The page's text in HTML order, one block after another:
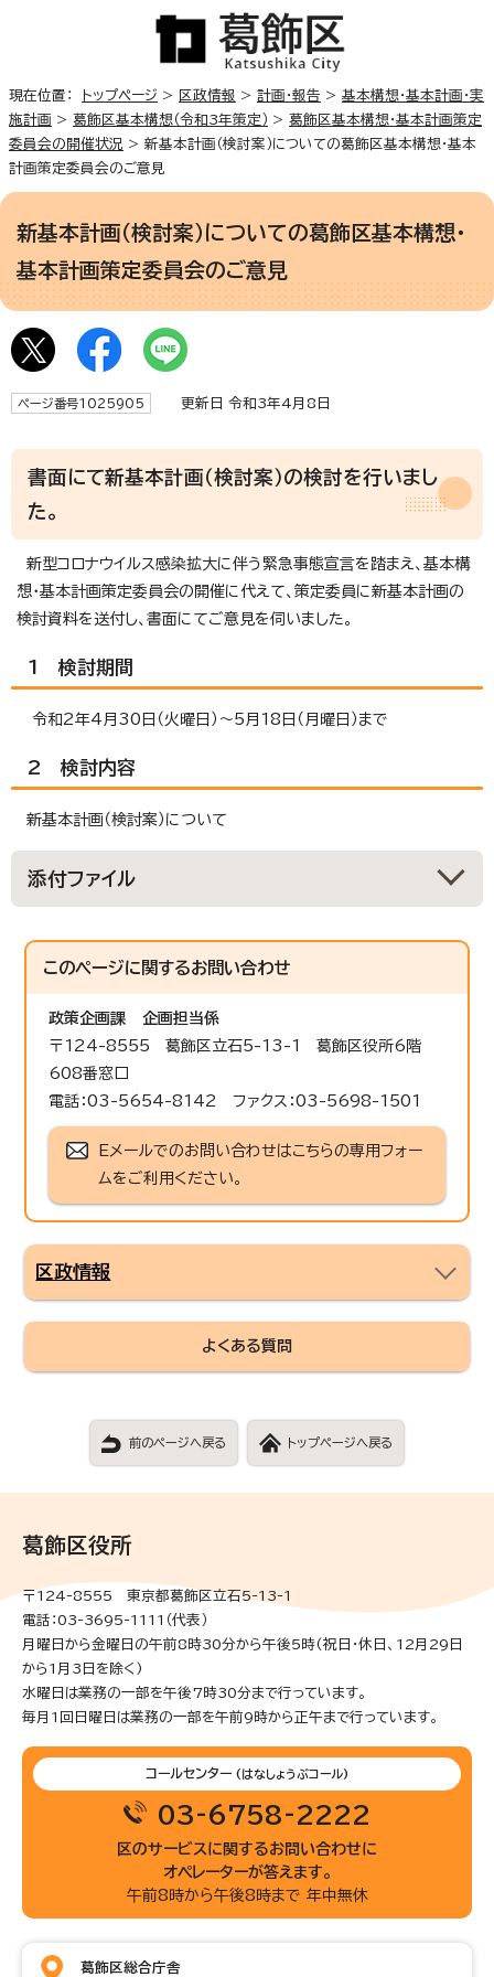
現在位置： トップページ > 区政情報 > 計画・報告 > 基本構想・基本計画・実
施計画 > 葛飾区基本構想（令和3年策定） > 葛飾区基本構想・基本計画策定
委員会の開催状況 > 新基本計画（検討案）についての葛飾区基本構想・基本
計画策定委員会のご意見
新基本計画（検討案）についての葛飾区基本構想・
基本計画策定委員会のご意見
ページ番号1025905 更新日 令和3年4月8日
書面にて新基本計画（検討案）の検討を行いまし
た。
新型コロナウイルス感染拡大に伴う緊急事態宣言を踏まえ、基本構
想・基本計画策定委員会の開催に代えて、策定委員に新基本計画の
検討資料を送付し、書面にてご意見を伺いました。
1 検討期間
令和2年4月30日（火曜日）～5月18日（月曜日）まで
2 検討内容
新基本計画（検討案）について
添付ファイル
このページに関するお問い合わせ
政策企画課
企画担当係
〒124-8555 葛飾区立石5-13-1 葛飾区役所6階
608番窓口
電話：03-5654-8142 ファクス：03-5698-1501
Eメールでのお問い合わせはこちらの専用フォー
ムをご利用ください。
区政情報
よくある質問
前のページへ戻る トップページへ戻る
葛飾区役所
〒124-8555 東京都葛飾区立石5-13-1
電話：03-3695-1111（代表）
月曜日から金曜日の午前8時30分から午後5時(祝日・休日、12月29日
から1月3日を除く)
水曜日は業務の一部を午後7時30分まで行っています。
毎月1回日曜日は業務の一部を午前9時から正午まで行っています。
コールセンター (はなしょうぶコール)
03-6758-2222
区のサービスに関するお問い合わせに
オペレーターが答えます。
午前8時から午後8時まで 年中無休
葛飾区総合庁舎